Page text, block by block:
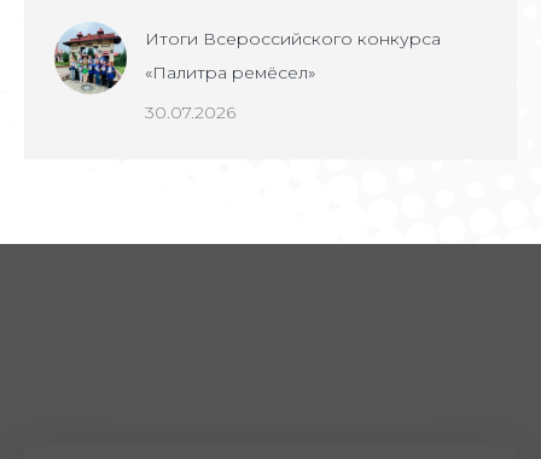
Итоги Всероссийского конкурса
«Палитра ремёсел»
30.07.2026